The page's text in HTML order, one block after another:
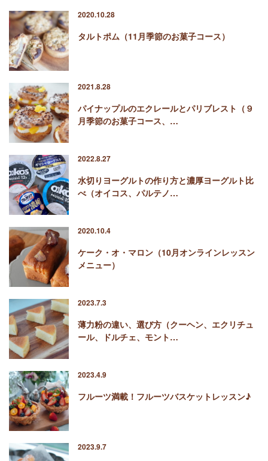
2020.10.28
タルトポム（11月季節のお菓子コース）
2021.8.28
パイナップルのエクレールとパリブレスト（９
月季節のお菓子コース、…
2022.8.27
水切りヨーグルトの作り方と濃厚ヨーグルト比
べ（オイコス、パルテノ…
2020.10.4
ケーク・オ・マロン（10月オンラインレッスン
メニュー）
2023.7.3
薄力粉の違い、選び方（クーヘン、エクリチュ
ール、ドルチェ、モント…
2023.4.9
フルーツ満載！フルーツバスケットレッスン♪
2023.9.7